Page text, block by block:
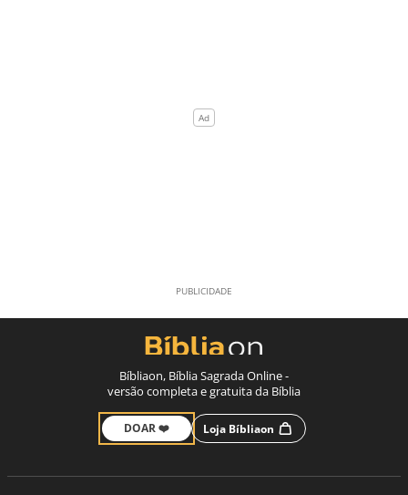
Bíbliaon, Bíblia Sagrada Online -
versão completa e gratuita da Bíblia
DOAR ❤️ Loja Bíbliaon